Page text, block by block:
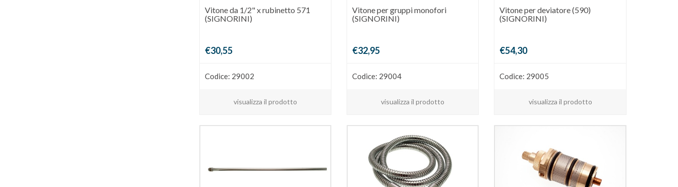
Vitone da 1/2" x rubinetto 571
(SIGNORINI)
€30,55
Codice: 29002
visualizza il prodotto
Vitone per gruppi monofori
(SIGNORINI)
€32,95
Codice: 29004
visualizza il prodotto
Vitone per deviatore (590)
(SIGNORINI)
€54,30
Codice: 29005
visualizza il prodotto